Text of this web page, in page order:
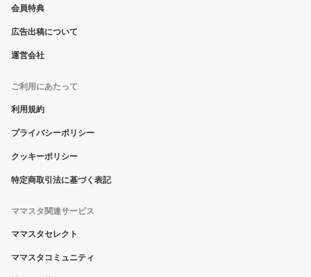
会員特典
広告出稿について
運営会社
ご利用にあたって
利用規約
プライバシーポリシー
クッキーポリシー
特定商取引法に基づく表記
ママスタ関連サービス
ママスタセレクト
ママスタコミュニティ